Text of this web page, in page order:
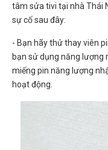
tâm sửa tivi tại nhà Thái
sự cố sau đây:
- Bạn hãy thử thay viên
bạn sử dụng năng lượng
miếng pin năng lượng
hoạt động.